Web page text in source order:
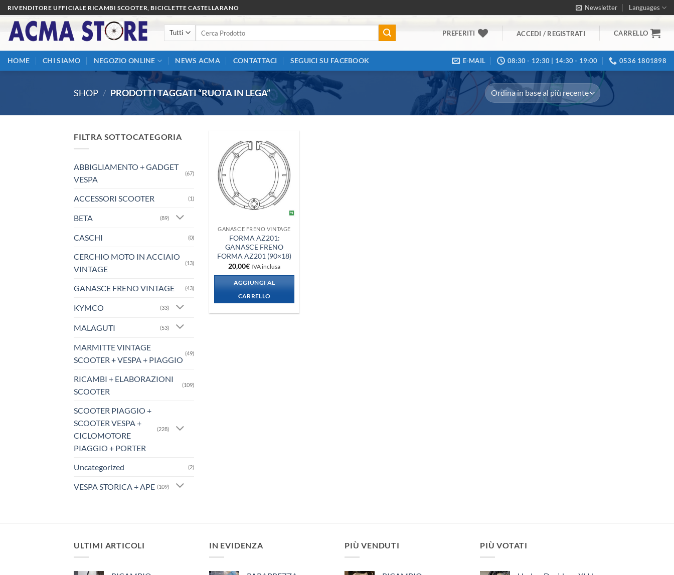
Salta
ai
contenuti
RIVENDITORE UFFICIALE RICAMBI SCOOTER, BICICLETTE CASTELLARANO Newsletter Languages
PREFERITI ACCEDI / REGISTRATI CARRELLO
HOME CHI SIAMO NEGOZIO ONLINE NEWS ACMA CONTATTACI SEGUICI SU FACEBOOK E-MAIL 08:30 - 12:30 | 14:30 - 19:00 0536 1801898
SHOP / PRODOTTI TAGGATI “RUOTA IN LEGA”
FILTRA SOTTOCATEGORIA
ABBIGLIAMENTO + GADGET
VESPA
(67)
ACCESSORI SCOOTER (1)
BETA (89)
CASCHI (0)
CERCHIO MOTO IN ACCIAIO
VINTAGE
(13)
GANASCE FRENO VINTAGE (43)
KYMCO (33)
MALAGUTI (53)
MARMITTE VINTAGE
SCOOTER + VESPA + PIAGGIO
(49)
RICAMBI + ELABORAZIONI
SCOOTER
(109)
SCOOTER PIAGGIO +
SCOOTER VESPA +
CICLOMOTORE
PIAGGIO + PORTER
(228)
Uncategorized (2)
VESPA STORICA + APE (109)
Aggiungi
alla lista
dei
desideri
GANASCE FRENO VINTAGE
FORMA AZ201:
GANASCE FRENO
FORMA AZ201 (90×18)
20,00€ IVA inclusa
AGGIUNGI AL
CARRELLO
ULTIMI ARTICOLI IN EVIDENZA PIÙ VENDUTI PIÙ VOTATI